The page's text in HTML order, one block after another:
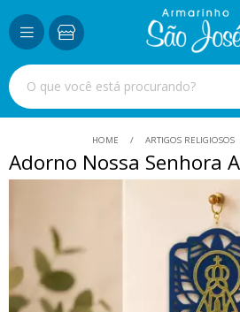
HOME ARTIGOS RELIGIOSOS
Adorno Nossa Senhora